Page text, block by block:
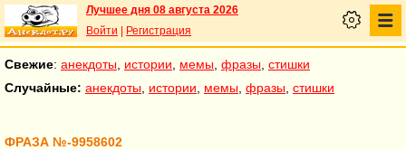
Лучшее дня 08 августа 2026
Войти
Регистрация
Свежие: анекдоты истории мемы фразы стишки
Случайные: анекдоты истории мемы фразы стишки
ФРАЗА №-9958602